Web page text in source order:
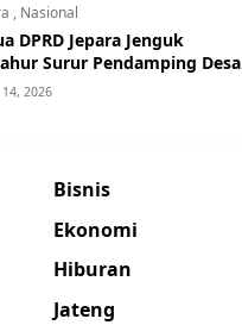
, Nasional
DPRD Jepara Jenguk
Surur Pendamping Desa
Sakit
14, 2026
Bisnis
Ekonomi
Hiburan
Jateng